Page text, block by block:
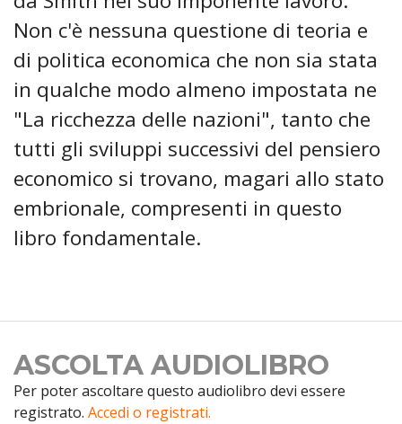
Non c'è nessuna questione di teoria e
di politica economica che non sia stata
in qualche modo almeno impostata ne
"La ricchezza delle nazioni", tanto che
tutti gli sviluppi successivi del pensiero
economico si trovano, magari allo stato
embrionale, compresenti in questo
libro fondamentale.
ASCOLTA AUDIOLIBRO
Per poter ascoltare questo audiolibro devi essere
registrato. Accedi o registrati.